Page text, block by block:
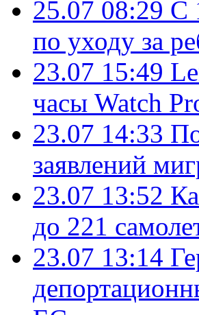
25.07 08:29 С
по уходу за
23.07 15:49
часы Watch
23.07 14:33
заявлений
23.07 13:52
до 221
23.07 13:14